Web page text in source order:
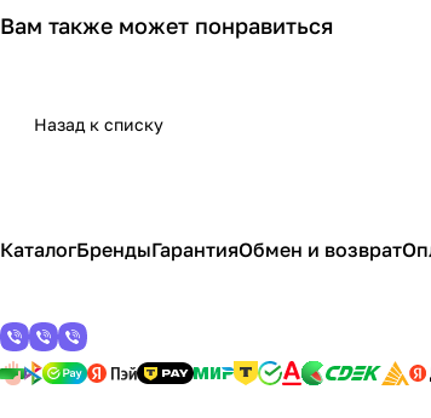
Вам также может понравиться
Назад к списку
КаталогБрендыГарантияОбмен и возврат